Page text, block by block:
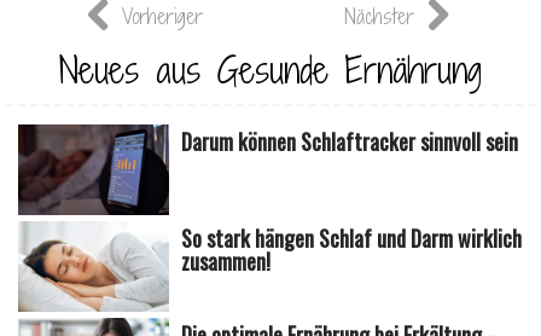
Vorheriger Nächster
Neues aus Gesunde Ernährung
Darum können Schlaftracker sinnvoll sein
So stark hängen Schlaf und Darm wirklich
zusammen!